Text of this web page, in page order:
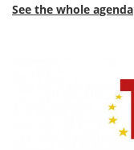
See the whole agenda